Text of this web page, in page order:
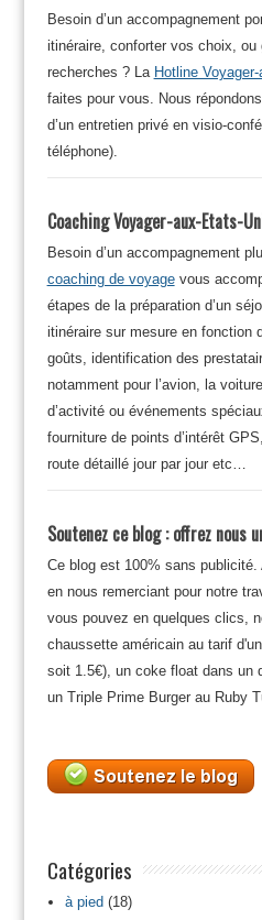
Besoin d’un accompagnement
itinéraire, conforter vos choix,
recherches ? La Hotline
faites pour vous. Nous
d’un entretien privé en visio-
téléphone).
Coaching Voyager-aux-Etats-
Besoin d’un accompagnement
coaching de voyagevous
étapes de la préparation d’un
itinéraire sur mesure en fonction
goûts, identification des
notamment pour l’avion, la
d’activité ou événements
fourniture de points d’intérêt
route détaillé jour par jour etc…
Soutenez ce blog : offrez nous
Ce blog est 100% sans
en nous remerciant pour notre
vous pouvez en quelques clics,
chaussette américain au tarif
soit 1.5€), un coke float dans un
un Triple Prime Burger au Ruby
Catégories
à pied(18)